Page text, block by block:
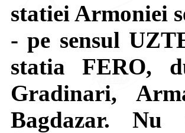
statiei Armoniei
- pe sensul
statia FERO,
Gradinari,
Bagdazar.